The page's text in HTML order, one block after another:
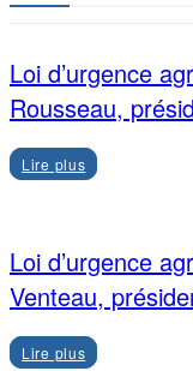
Loi d’urgence
Rousseau,
Lire plus
Loi d’urgence
Venteau,
Lire plus